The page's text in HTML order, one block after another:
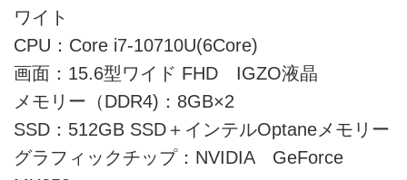
ワイト
CPU：Core i7-10710U(6Core)
画面：15.6型ワイド FHD IGZO液晶
メモリー（DDR4)：8GB×2
SSD：512GB SSD＋インテルOptaneメモリー
グラフィックチップ：NVIDIA GeForce